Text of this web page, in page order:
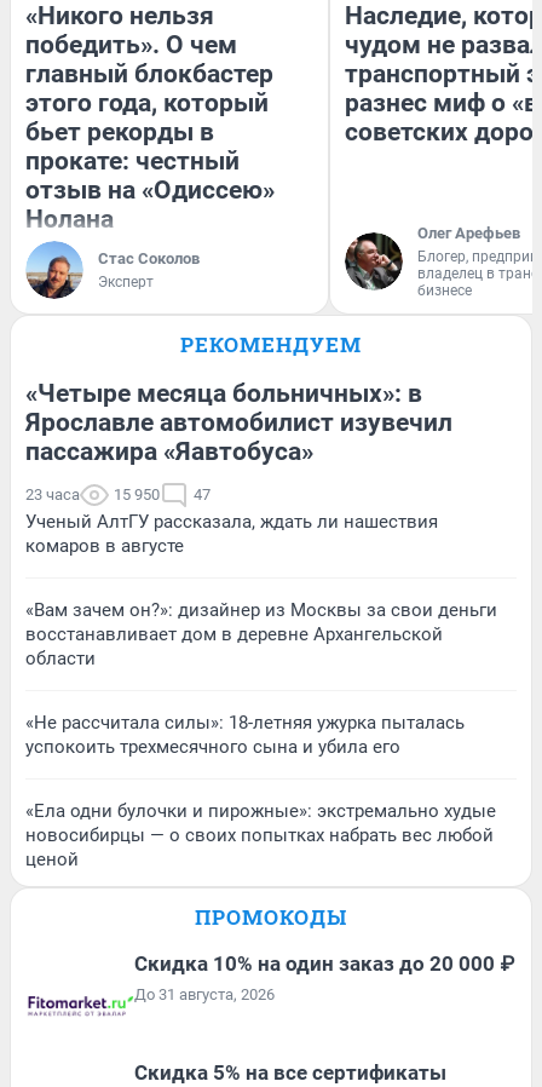
«Никого нельзя
победить». О чем
главный блокбастер
этого года, который
бьет рекорды в
прокате: честный
отзыв на «Одиссею»
Нолана
Стас Соколов
Эксперт
Наследие,
чудом не
транспортный
разнес миф о
советских
Олег Арефьев
Блогер,
владелец в
бизнесе
РЕКОМЕНДУЕМ
«Четыре месяца больничных»: в
Ярославле автомобилист изувечил
пассажира «Яавтобуса»
23 часа 15 950 47
Ученый АлтГУ рассказала, ждать ли нашествия
комаров в августе
«Вам зачем он?»: дизайнер из Москвы за свои деньги
восстанавливает дом в деревне Архангельской
области
«Не рассчитала силы»: 18-летняя ужурка пыталась
успокоить трехмесячного сына и убила его
«Ела одни булочки и пирожные»: экстремально худые
новосибирцы — о своих попытках набрать вес любой
ценой
ПРОМОКОДЫ
Скидка 10% на один заказ до 20 000 ₽
До 31 августа, 2026
Скидка 5% на все сертификаты